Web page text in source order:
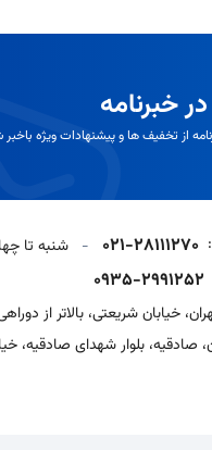
خبرنامه
از تخفیف ها و پیشنهادات ویژه باخبر
021-28111270
- شنبه تا
0935-2991252
خیابان شریعتی، بالاتر از دوراهی
صادقیه، بلوار شهدای صادقیه، خیابان